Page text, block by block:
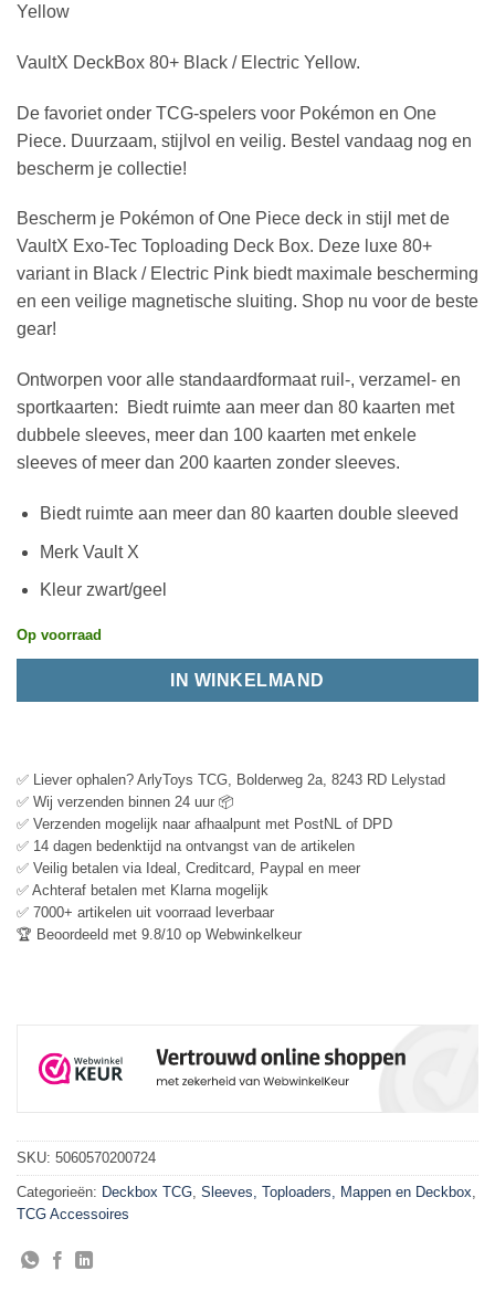
Yellow
VaultX DeckBox 80+ Black / Electric Yellow.
De favoriet onder TCG-spelers voor Pokémon en One
Piece. Duurzaam, stijlvol en veilig. Bestel vandaag nog en
bescherm je collectie!
Bescherm je Pokémon of One Piece deck in stijl met de
VaultX Exo-Tec Toploading Deck Box. Deze luxe 80+
variant in Black / Electric Pink biedt maximale bescherming
en een veilige magnetische sluiting. Shop nu voor de beste
gear!
Ontworpen voor alle standaardformaat ruil-, verzamel- en
sportkaarten: Biedt ruimte aan meer dan 80 kaarten met
dubbele sleeves, meer dan 100 kaarten met enkele
sleeves of meer dan 200 kaarten zonder sleeves.
Biedt ruimte aan meer dan 80 kaarten double sleeved
Merk Vault X
Kleur zwart/geel
Op voorraad
IN WINKELMAND
✅ Liever ophalen? ArlyToys TCG, Bolderweg 2a, 8243 RD Lelystad
✅ Wij verzenden binnen 24 uur 📦
✅ Verzenden mogelijk naar afhaalpunt met PostNL of DPD
✅ 14 dagen bedenktijd na ontvangst van de artikelen
✅ Veilig betalen via Ideal, Creditcard, Paypal en meer
✅ Achteraf betalen met Klarna mogelijk
✅ 7000+ artikelen uit voorraad leverbaar
🏆 Beoordeeld met 9.8/10 op Webwinkelkeur
SKU: 5060570200724
Categorieën: Deckbox TCG, Sleeves, Toploaders, Mappen en Deckbox,
TCG Accessoires